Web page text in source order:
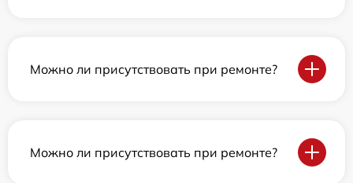
Можно ли присутствовать при ремонте?
Можно ли присутствовать при ремонте?